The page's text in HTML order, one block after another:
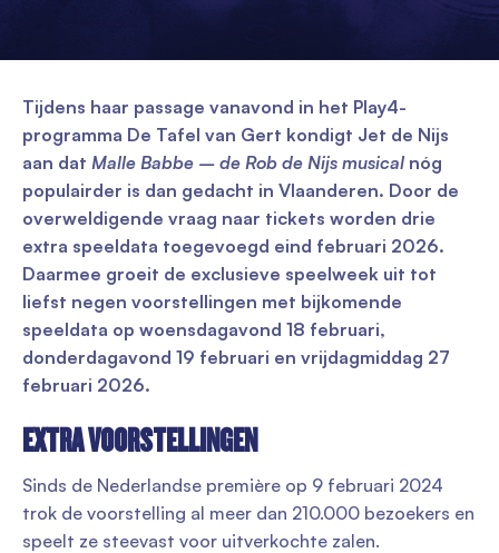
Tijdens haar passage vanavond in het Play4-
programma De Tafel van Gert kondigt Jet de Nijs
aan dat Malle Babbe – de Rob de Nijs musical nóg
populairder is dan gedacht in Vlaanderen. Door de
overweldigende vraag naar tickets worden drie
extra speeldata toegevoegd eind februari 2026.
Daarmee groeit de exclusieve speelweek uit tot
liefst negen voorstellingen met bijkomende
speeldata op woensdagavond 18 februari,
donderdagavond 19 februari en vrijdagmiddag 27
februari 2026.
EXTRA VOORSTELLINGEN
Sinds de Nederlandse première op 9 februari 2024
trok de voorstelling al meer dan 210.000 bezoekers en
speelt ze steevast voor uitverkochte zalen.